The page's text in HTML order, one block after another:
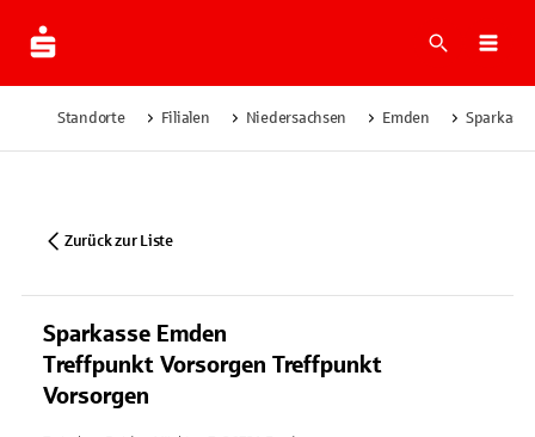
Suche
Standorte Filialen Niedersachsen Emden
Zurück zur Liste
Sparkasse Emden
Treffpunkt Vorsorgen Treffpunkt
Vorsorgen